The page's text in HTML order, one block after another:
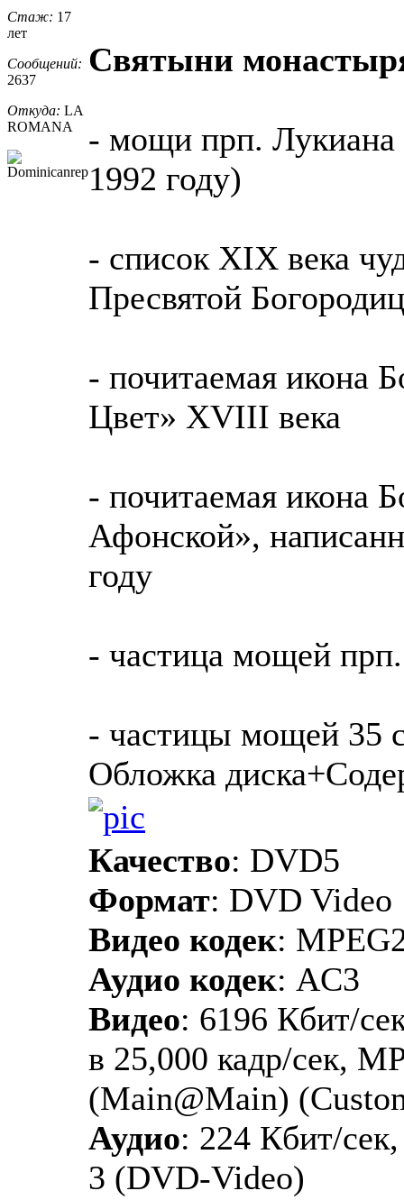
Стаж: 17
лет
Сообщений:
2637
Откуда: LA
ROMANA
Святыни
- мощи прп. Лукиана
1992 году)
- список XIX века
Пресвятой
- почитаемая икона
Цвет» XVIII века
- почитаемая икона
Афонской»,
году
- частица мощей
- частицы мощей 35
Обложка
Качество: DVD5
Формат: DVD Video
Видео кодек:
Аудио кодек: AC3
Видео: 6196 Кбит/
в 25,000 кадр/сек,
(Main@Main)
Аудио: 224 Кбит/
3 (DVD-Video)